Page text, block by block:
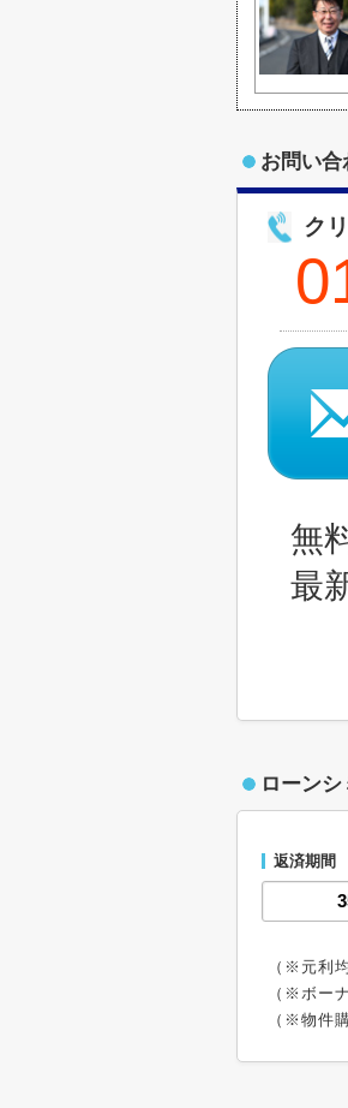
お問い合
ク
無
最
ローン
返済期間
（※元利
（※ボー
（※物件